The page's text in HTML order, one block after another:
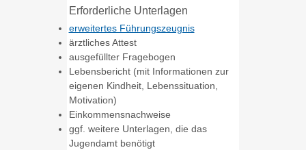
Erforderliche Unterlagen
erweitertes Führungszeugnis
ärztliches Attest
ausgefüllter Fragebogen
Lebensbericht (mit Informationen zur
eigenen Kindheit, Lebenssituation,
Motivation)
Einkommensnachweise
ggf. weitere Unterlagen, die das
Jugendamt benötigt